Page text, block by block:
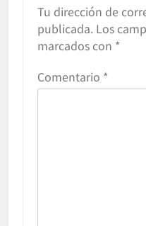
Tu dirección de
publicada. Los
marcados con *
Comentario *